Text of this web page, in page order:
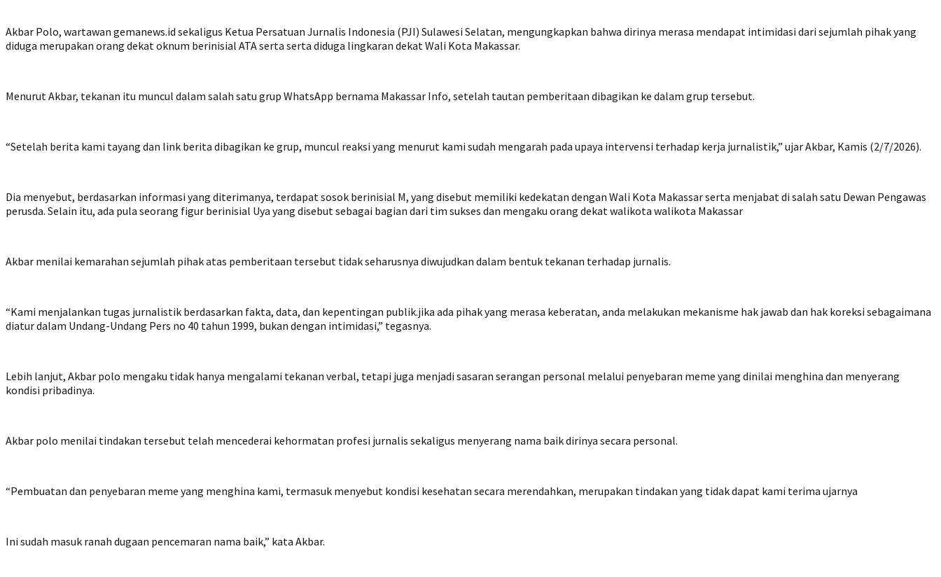
Akbar Polo, wartawan gemanews.id sekaligus Ketua Persatuan Jurnalis Indonesia (PJI) Sulawesi Selatan, mengungkapkan bahwa dirinya merasa mendapat intimidasi dari sejumlah pihak yang
diduga merupakan orang dekat oknum berinisial ATA serta serta diduga lingkaran dekat Wali Kota Makassar.
Menurut Akbar, tekanan itu muncul dalam salah satu grup WhatsApp bernama Makassar Info, setelah tautan pemberitaan dibagikan ke dalam grup tersebut.
“Setelah berita kami tayang dan link berita dibagikan ke grup, muncul reaksi yang menurut kami sudah mengarah pada upaya intervensi terhadap kerja jurnalistik,” ujar Akbar, Kamis (2/7/2026).
Dia menyebut, berdasarkan informasi yang diterimanya, terdapat sosok berinisial M, yang disebut memiliki kedekatan dengan Wali Kota Makassar serta menjabat di salah satu Dewan Pengawas
perusda. Selain itu, ada pula seorang figur berinisial Uya yang disebut sebagai bagian dari tim sukses dan mengaku orang dekat walikota walikota Makassar
Akbar menilai kemarahan sejumlah pihak atas pemberitaan tersebut tidak seharusnya diwujudkan dalam bentuk tekanan terhadap jurnalis.
“Kami menjalankan tugas jurnalistik berdasarkan fakta, data, dan kepentingan publik.jika ada pihak yang merasa keberatan, anda melakukan mekanisme hak jawab dan hak koreksi sebagaimana
diatur dalam Undang-Undang Pers no 40 tahun 1999, bukan dengan intimidasi,” tegasnya.
Lebih lanjut, Akbar polo mengaku tidak hanya mengalami tekanan verbal, tetapi juga menjadi sasaran serangan personal melalui penyebaran meme yang dinilai menghina dan menyerang
kondisi pribadinya.
Akbar polo menilai tindakan tersebut telah mencederai kehormatan profesi jurnalis sekaligus menyerang nama baik dirinya secara personal.
“Pembuatan dan penyebaran meme yang menghina kami, termasuk menyebut kondisi kesehatan secara merendahkan, merupakan tindakan yang tidak dapat kami terima ujarnya
Ini sudah masuk ranah dugaan pencemaran nama baik,” kata Akbar.